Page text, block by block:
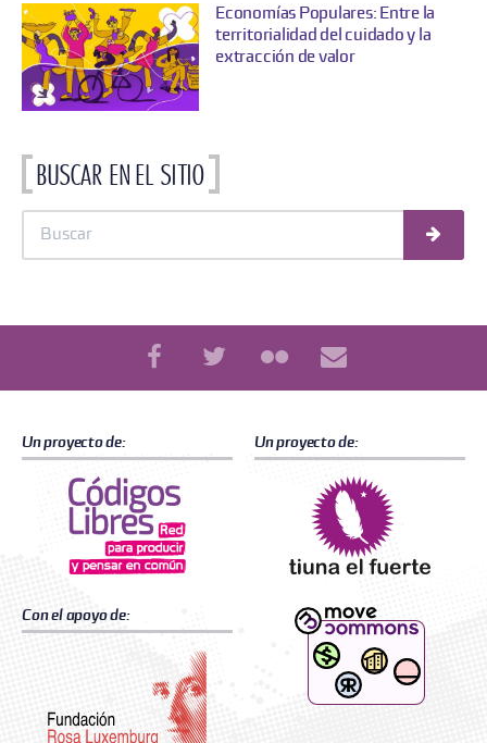
Economías Populares: Entre la
territorialidad del cuidado y la
extracción de valor
Buscar en el sitio
Un proyecto de: Un proyecto de:
Con el apoyo de: